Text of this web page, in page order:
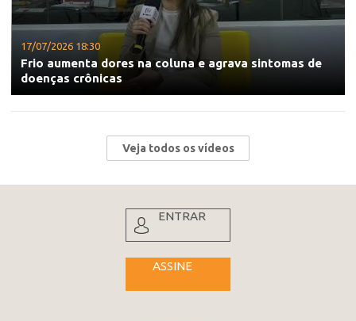
17/07/2026 18:30
Frio aumenta dores na coluna e agrava sintomas de
doenças crônicas
Veja todos os vídeos
ENTRAR
ASSINE